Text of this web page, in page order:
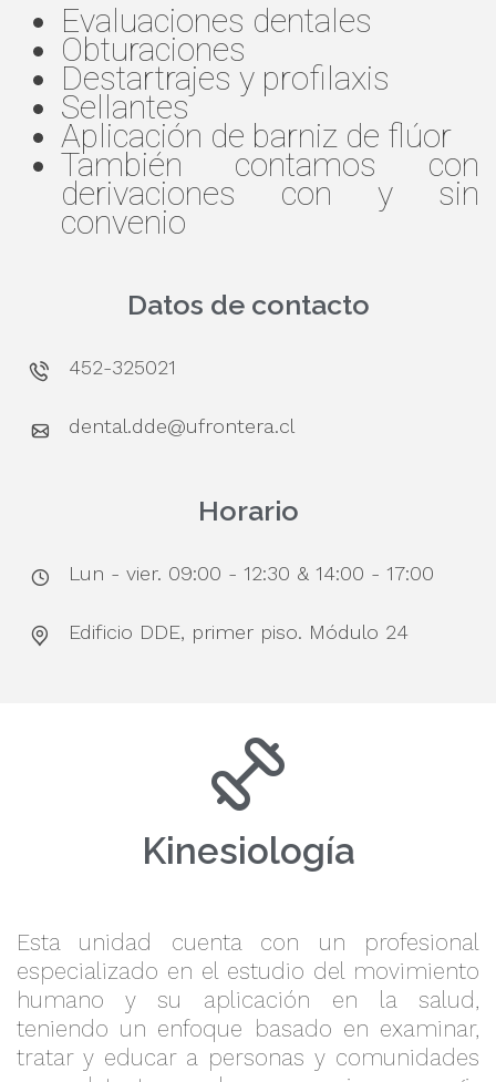
Evaluaciones dentales
Obturaciones
Destartrajes y profilaxis
Sellantes
Aplicación de barniz de flúor
También contamos con
derivaciones con y sin
convenio
Datos de contacto
452-325021
dental.dde@ufrontera.cl
Horario
Lun - vier. 09:00 - 12:30 & 14:00 - 17:00
Edificio DDE, primer piso. Módulo 24
Kinesiología
Esta unidad cuenta con un profesional
especializado en el estudio del movimiento
humano y su aplicación en la salud,
teniendo un enfoque basado en examinar,
tratar y educar a personas y comunidades